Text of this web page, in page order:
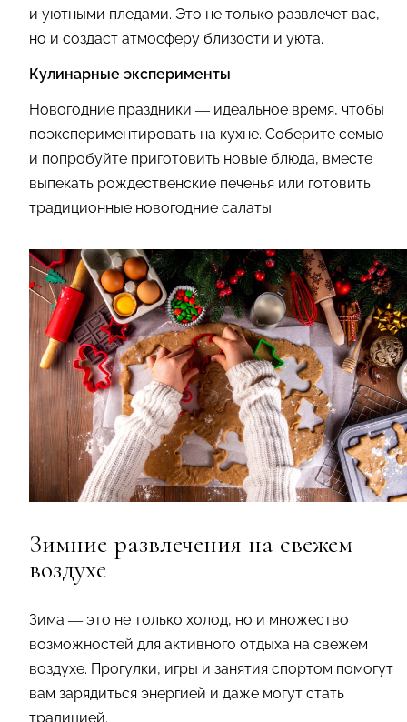
и уютными пледами. Это не только развлечет вас,
но и создаст атмосферу близости и уюта.
Кулинарные эксперименты
Новогодние праздники — идеальное время, чтобы
поэкспериментировать на кухне. Соберите семью
и попробуйте приготовить новые блюда, вместе
выпекать рождественские печенья или готовить
традиционные новогодние салаты.
Зимние развлечения на свежем
воздухе
Зима — это не только холод, но и множество
возможностей для активного отдыха на свежем
воздухе. Прогулки, игры и занятия спортом помогут
вам зарядиться энергией и даже могут стать
традицией.